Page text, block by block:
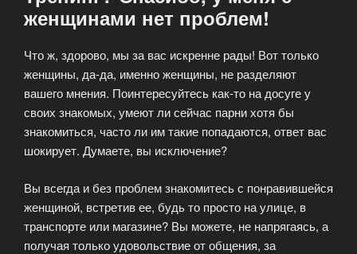
женщинами нет проблем!
Что ж, здорово, мы за вас искренне рады! Вот только
женщины, да-да, именно женщины, не разделяют
вашего мнения. Поинтересуйтесь как-то на досуге у
своих знакомых, умеют ли сейчас парни хотя бы
знакомиться, часто ли им такие попадаются, ответ вас
шокирует. Думаете, вы исключение?
Вы всегда и без проблем знакомитесь с понравившейся
женщиной, встретив ее, будь то просто на улице, в
транспорте или магазине? Вы можете, не напрягаясь, а
получая только удовольствие от общения, за